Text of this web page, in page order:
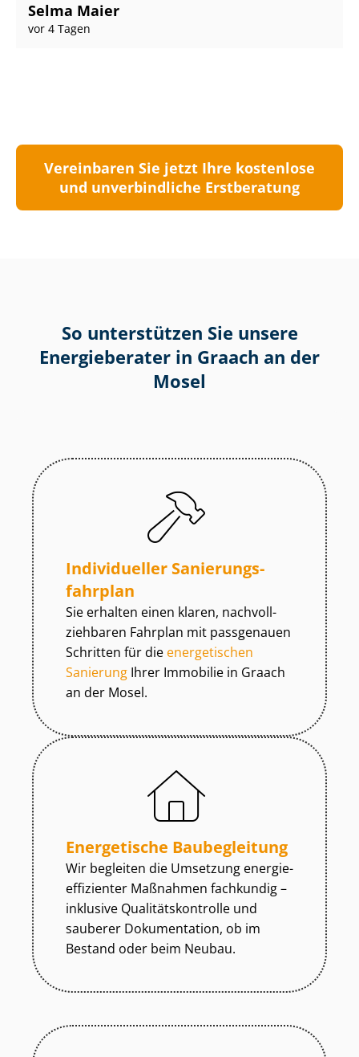
Selma Maier
vor 4 Tagen
Vereinbaren Sie jetzt Ihre kostenlose
und unverbindliche Erstberatung
So unterstützen Sie unsere
Energieberater in Graach an der
Mosel
Individueller Sa­nie­rungs­
fahr­plan
Sie erhalten einen klaren, nach­voll­
zieh­ba­ren Fahrplan mit passgenauen
Schritten für die energetischen
Sanierung Ihrer Immobilie in Graach
an der Mosel.
Energetische Baubegleitung
Wir begleiten die Umsetzung en­er­gie­
ef­fi­zi­en­ter Maßnahmen fachkundig –
inklusive Qua­li­täts­kon­trol­le und
sauberer Dokumentation, ob im
Bestand oder beim Neubau.